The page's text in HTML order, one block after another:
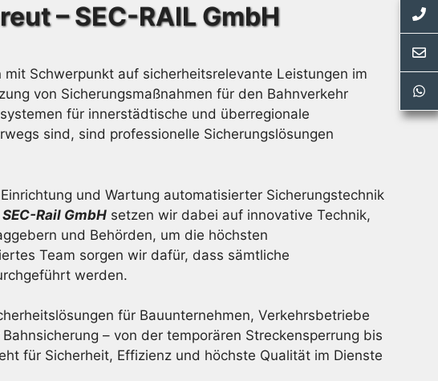
– SEC-RAIL GmbH
Schwerpunkt auf sicherheitsrelevante Leistungen im
von Sicherungsmaßnahmen für den Bahnverkehr
für innerstädtische und überregionale
sind, sind professionelle Sicherungslösungen
und Wartung automatisierter Sicherungstechnik
SEC-Rail GmbH setzen wir dabei auf innovative Technik,
und Behörden, um die höchsten
Team sorgen wir dafür, dass sämtliche
werden.
für Bauunternehmen, Verkehrsbetriebe
– von der temporären Streckensperrung bis
für Sicherheit, Effizienz und höchste Qualität im Dienste